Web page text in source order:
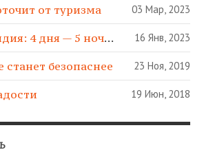
от туризма 03 Мар, 2023
Экспресс-Исландия: 4 дня — 5 ночей 16 Янв, 2023
безопаснее 23 Ноя, 2019
19 Июн, 2018